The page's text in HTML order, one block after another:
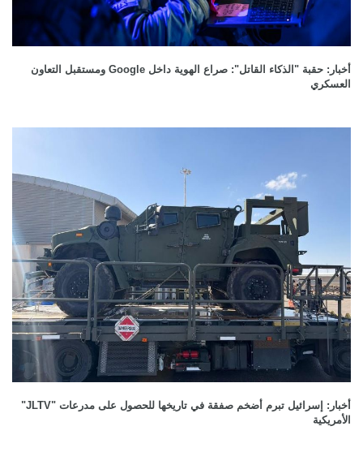
أخبار: حقبة "الذكاء القاتل": صراع الهوية داخل Google ومستقبل التعاون
العسكري
أخبار: إسرائيل تبرم أضخم صفقة في تاريخها للحصول على مدرعات "JLTV"
الأمريكية